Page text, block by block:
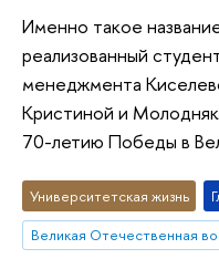
Именно такое
реализованный
менеджмента
Кристиной и
70-летию Победы в
Университетская жизнь
Великая Отечественная